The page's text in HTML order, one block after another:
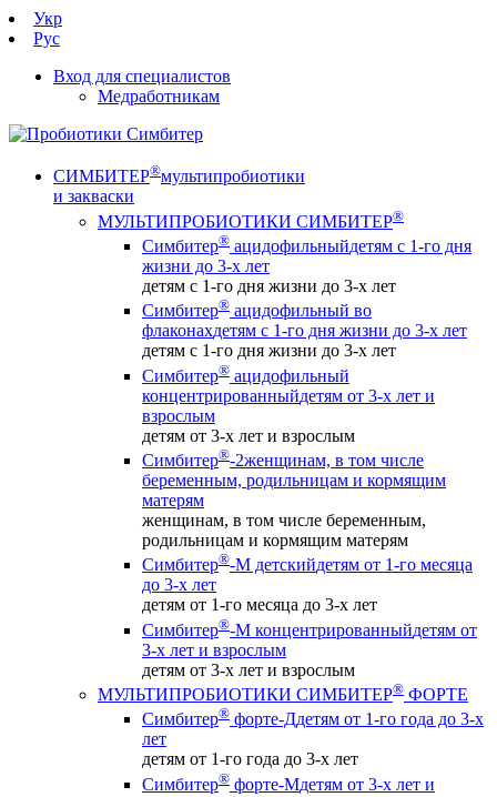
Укр
Рус
Вход для специалистов
Медработникам
СИМБИТЕР®мультипробиотики
и закваски
МУЛЬТИПРОБИОТИКИ СИМБИТЕР®
Симбитер® ацидофильныйдетям с 1-го дня
жизни до 3-х лет
детям с 1-го дня жизни до 3-х лет
Симбитер® ацидофильный во
флаконахдетям с 1-го дня жизни до 3-х лет
детям с 1-го дня жизни до 3-х лет
Симбитер® ацидофильный
концентрированныйдетям от 3-х лет и
взрослым
детям от 3-х лет и взрослым
Симбитер®-2женщинам, в том числе
беременным, родильницам и кормящим
матерям
женщинам, в том числе беременным,
родильницам и кормящим матерям
Симбитер®-М детскийдетям от 1-го месяца
до 3-х лет
детям от 1-го месяца до 3-х лет
Симбитер®-М концентрированныйдетям от
3-х лет и взрослым
детям от 3-х лет и взрослым
МУЛЬТИПРОБИОТИКИ СИМБИТЕР® ФОРТЕ
Симбитер® форте-Ддетям от 1-го года до 3-х
лет
детям от 1-го года до 3-х лет
Симбитер® форте-Мдетям от 3-х лет и